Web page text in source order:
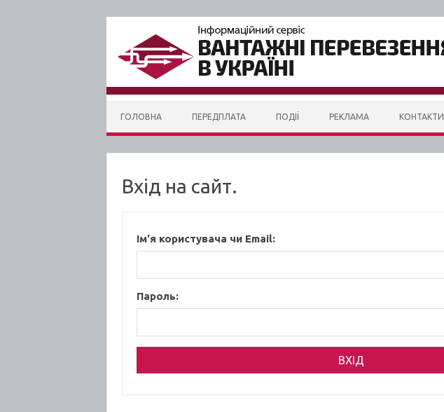
ГОЛОВНА ПЕРЕДПЛАТА ПОДІЇ РЕКЛАМА КОНТАКТИ
Вхід на сайт.
Ім'я користувача чи Email:
Пароль: